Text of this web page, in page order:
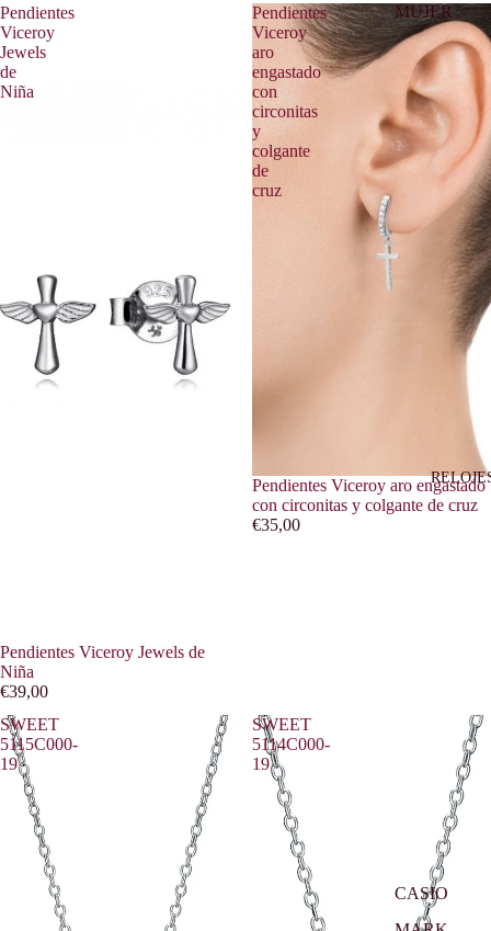
MUJER
CASIO
Pendientes
Viceroy
Jewels
de
Niña
Pendientes Viceroy Jewels de
Niña
€39,00
Pendientes
Viceroy
aro
engastado
con
circonitas
y
colgante
de
cruz
Pendientes Viceroy aro engastado
con circonitas y colgante de cruz
€35,00
SWEET
5115C000-
19
SWEET
5114C000-
19